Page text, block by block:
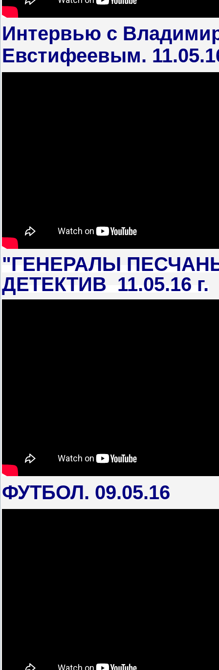
Интервью с
Евстифеевым.
"ГЕНЕРАЛЫ
ДЕТЕКТИВ 11.05.16 г.
ФУТБОЛ. 09.05.16